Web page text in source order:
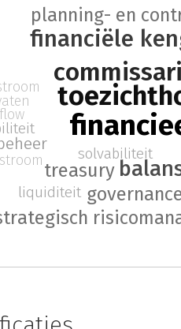
financiële
treasury
planning- en
liquiditeit
solvabiliteit